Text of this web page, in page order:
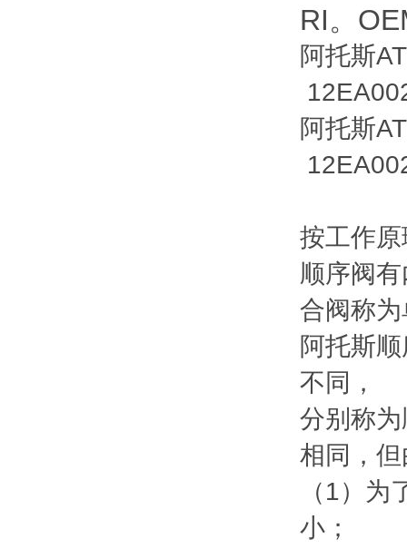
RI。
阿托斯
阿托斯
按工作
顺序阀
合阀称
阿托斯
不同，
分别称
相同，
（1）
小；